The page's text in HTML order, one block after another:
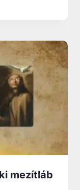
mezítláb